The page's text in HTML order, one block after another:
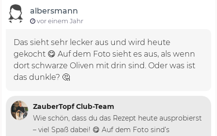
albersmann
vor einem Jahr
Das sieht sehr lecker aus und wird heute
gekocht 😋 Auf dem Foto sieht es aus, als wenn
dort schwarze Oliven mit drin sind. Oder was ist
das dunkle? 🤔
ZauberTopf Club-Team
Wie schön, dass du das Rezept heute ausprobierst
– viel Spaß dabei! 😋 Auf dem Foto sind’s